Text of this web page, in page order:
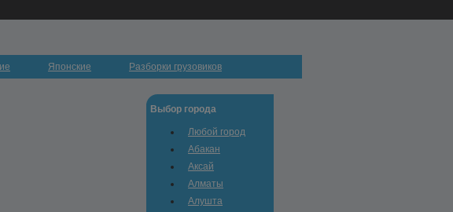
Японские Разборки грузовиков
Выбор города
Любой город
Абакан
Аксай
Алматы
Алушта